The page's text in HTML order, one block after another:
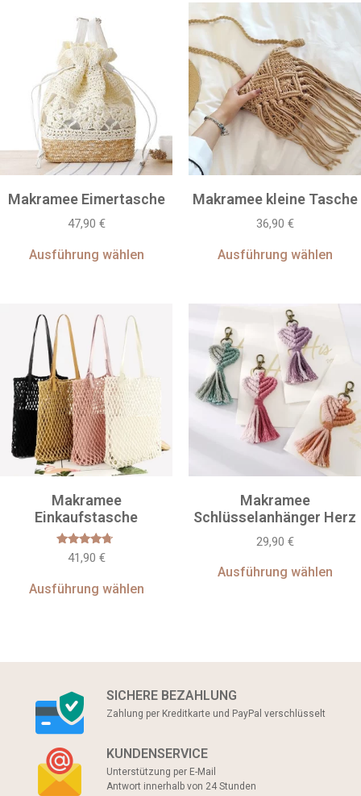
Makramee Eimertasche
47,90 €
Ausführung wählen
Makramee kleine Tasche
36,90 €
Ausführung wählen
Makramee
Einkaufstasche
Bewertet
mit
von 5
41,90 €
Ausführung wählen
Makramee
Schlüsselanhänger Herz
29,90 €
Ausführung wählen
SICHERE BEZAHLUNG
Zahlung per Kreditkarte und PayPal verschlüsselt
KUNDENSERVICE
Unterstützung per E-Mail
Antwort innerhalb von 24 Stunden